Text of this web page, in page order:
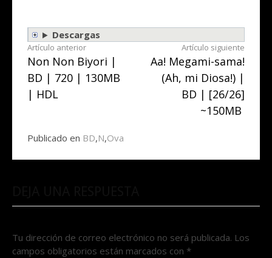
Descargas
Seguir
leyendo
Artículo anterior
Non Non Biyori |
BD | 720 | 130MB
| HDL
Artículo siguiente
Aa! Megami-sama!
(Ah, mi Diosa!) |
BD | [26/26]
~150MB
Publicado en BD,N,Ova
Tu dirección de correo electrónico no será publicada. Los
campos obligatorios están marcados con *